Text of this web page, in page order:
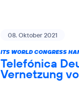
08. Oktober 2021
ITS WORLD CONGRESS
Telefónica
Vernetzung